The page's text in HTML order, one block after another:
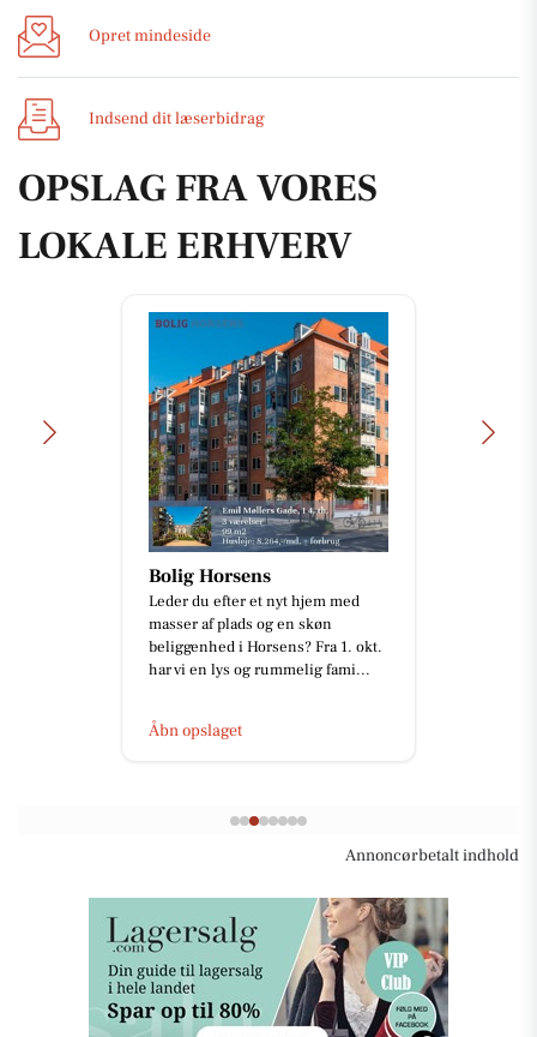
Opret mindeside
Indsend dit læserbidrag
OPSLAG FRA VORES
LOKALE ERHVERV
Detailing Center
Ny Skoda Elroq RS i en fantastisk
rød metallak ❤️✨ En fabriksny bil
er ikke nødvendigvis
ensbetydende med en perfekt lak.
Åbn opslaget
Annoncørbetalt indhold